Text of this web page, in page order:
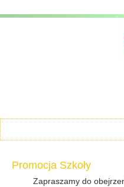
Promocja Szkoły
Zapraszamy do